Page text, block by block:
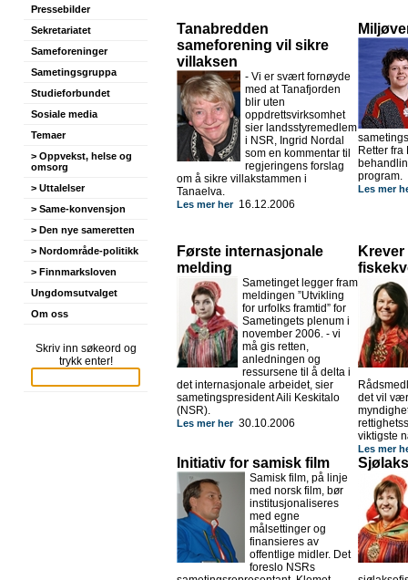
Pressebilder
Sekretariatet
Sameforeninger
Sametingsgruppa
Studieforbundet
Sosiale media
Temaer
> Oppvekst, helse og
omsorg
> Uttalelser
> Same-konvensjon
> Den nye sameretten
> Nordområde-politikk
> Finnmarksloven
Ungdomsutvalget
Om oss
Skriv inn søkeord og
trykk enter!
Tanabredden
sameforening vil sikre
villaksen
- Vi er svært fornøyde
med at Tanafjorden
blir uten
oppdrettsvirksomhet
sier landsstyremedlem
i NSR, Ingrid Nordal
som en kommentar til
regjeringens forslag
om å sikre villakstammen i
Tanaelva.
Les mer her16.12.2006
Retter
program.
Les mer
Første internasjonale
melding
Sametinget legger fram
meldingen ”Utvikling
for urfolks framtid” for
Sametingets plenum i
november 2006. - vi
må gis retten,
anledningen og
ressursene til å delta i
det internasjonale arbeidet, sier
sametingspresident Aili Keskitalo
(NSR).
Les mer her30.10.2006
det vil
viktigste
Les mer
Initiativ for samisk film
Samisk film, på linje
med norsk film, bør
institusjonaliseres
med egne
målsettinger og
finansieres av
offentlige midler. Det
foreslo NSRs